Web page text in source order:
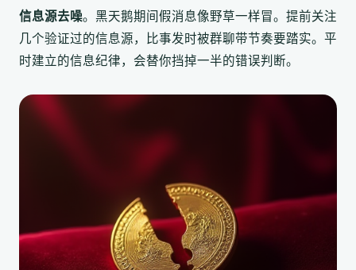
信息源去噪。黑天鹅期间假消息像野草一样冒。提前关注
几个验证过的信息源，比事发时被群聊带节奏要踏实。平
时建立的信息纪律，会替你挡掉一半的错误判断。